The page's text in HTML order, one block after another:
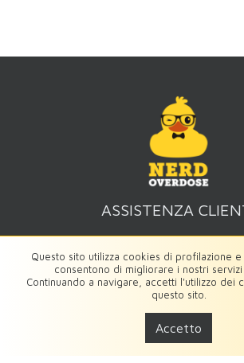
ASSISTENZA
Condizioni di vendita
Diritto di recesso
Cookies Policy
Questo sito utilizza cookies di profilazione
consentono di migliorare i nostri
Continuando a navigare, accetti l'utilizzo dei
questo sito.
Accetto